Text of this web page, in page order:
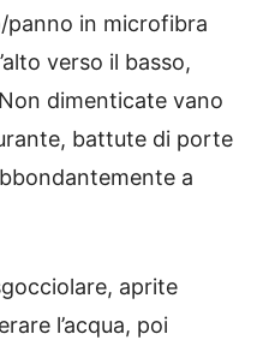
in microfibra
verso il basso,
dimenticate vano
battute di porte
a
aprite
l’acqua, poi